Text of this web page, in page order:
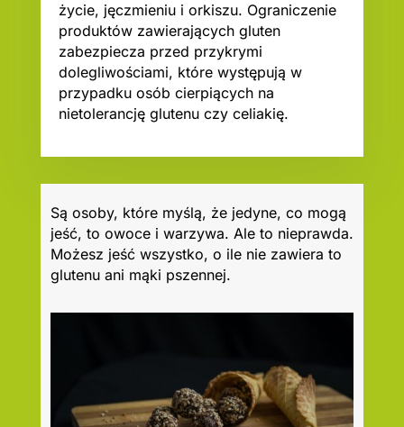
życie, jęczmieniu i orkiszu. Ograniczenie
produktów zawierających gluten
zabezpiecza przed przykrymi
dolegliwościami, które występują w
przypadku osób cierpiących na
nietolerancję glutenu czy celiakię.
Są osoby, które myślą, że jedyne, co mogą
jeść, to owoce i warzywa. Ale to nieprawda.
Możesz jeść wszystko, o ile nie zawiera to
glutenu ani mąki pszennej.